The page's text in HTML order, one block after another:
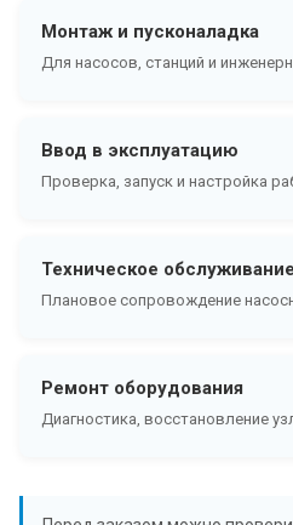
Монтаж и пусконаладка
Для насосов, станций и
Ввод в эксплуатацию
Проверка, запуск и настройка
Техническое обслуживание
Плановое сопровождение
Ремонт оборудования
Диагностика, восстановление